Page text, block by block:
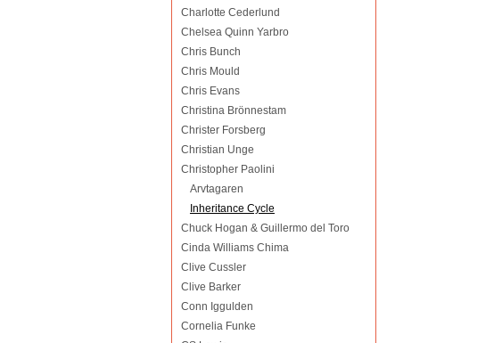
Charlotte Cederlund
Chelsea Quinn Yarbro
Chris Bunch
Chris Mould
Chris Evans
Christina Brönnestam
Christer Forsberg
Christian Unge
Christopher Paolini
Arvtagaren
Inheritance Cycle
Chuck Hogan & Guillermo del Toro
Cinda Williams Chima
Clive Cussler
Clive Barker
Conn Iggulden
Cornelia Funke